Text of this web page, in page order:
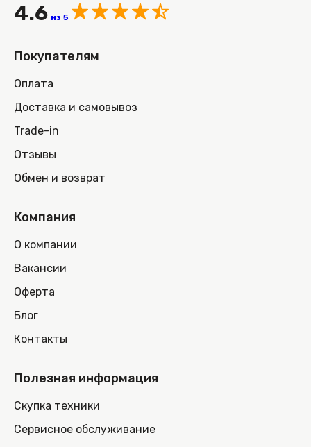
4.6 из 5
Покупателям
Оплата
Доставка и самовывоз
Trade-in
Отзывы
Обмен и возврат
Компания
О компании
Вакансии
Оферта
Блог
Контакты
Полезная информация
Скупка техники
Сервисное обслуживание